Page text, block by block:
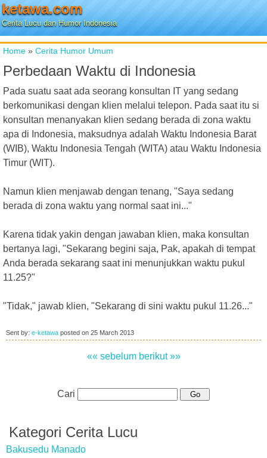
ketawa.com
Cerita Lucu dan Humor Indonesia
Home » Cerita Humor Umum
Perbedaan Waktu di Indonesia
Pada suatu saat ada seorang konsultan IT yang sedang
berkomunikasi dengan klien melalui telepon. Pada saat itu si
konsultan menanyakan klien sedang berada di zona waktu
apa di Indonesia, maksudnya adalah Waktu Indonesia Barat
(WIB), Waktu Indonesia Tengah (WITA) atau Waktu Indonesia
Timur (WIT).
Namun klien menjawab dengan tenang, "Saya sedang
berada di zona waktu yang normal saat ini..."
Karena tidak yakin dengan jawaban klien, maka konsultan
bertanya lagi, "Sekarang begini saja, Pak, apakah di tempat
Anda berada sekarang saat ini menunjukkan waktu pukul
11.25?"
"Tidak," jawab klien, "Sekarang di sini waktu pukul 11.26..."
Sent by: e-ketawa posted on 25 March 2013
«« sebelum berikut »»
Cari
Kategori Cerita Lucu
Bakusedu Manado